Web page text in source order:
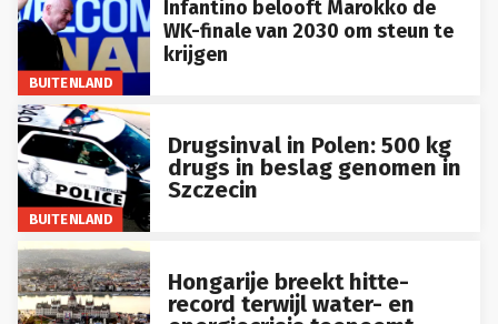
BUITENLAND
WK-finale van 2030 om steun te
krijgen
BUITENLAND
drugs in beslag genomen in
Szczecin
Hongarije breekt hitte-
record terwijl water- en
energiecrisis toeneemt